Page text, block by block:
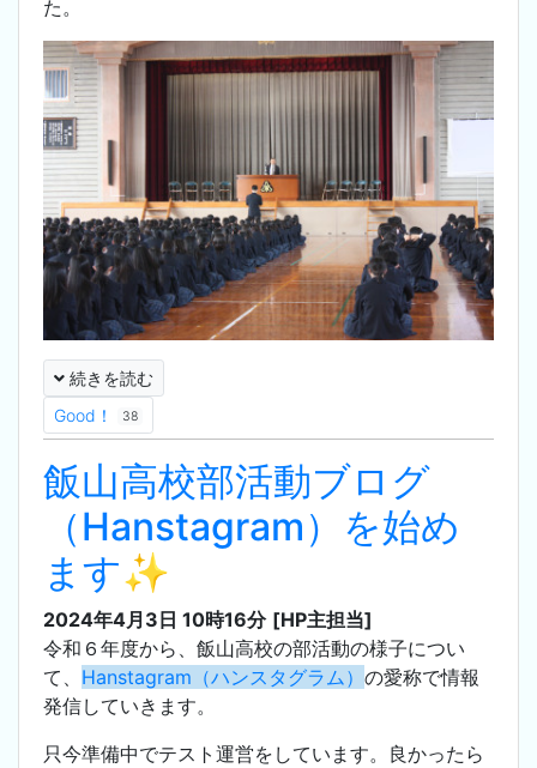
た。
続きを読む
Good！
38
飯山高校部活動ブログ
（Hanstagram）を始め
ます✨
2024年4月3日 10時16分 [HP主担当]
令和６年度から、飯山高校の部活動の様子につい
て、 Hanstagram（ハンスタグラム） の愛称で情報
発信していきます。
只今準備中でテスト運営をしています。良かったら